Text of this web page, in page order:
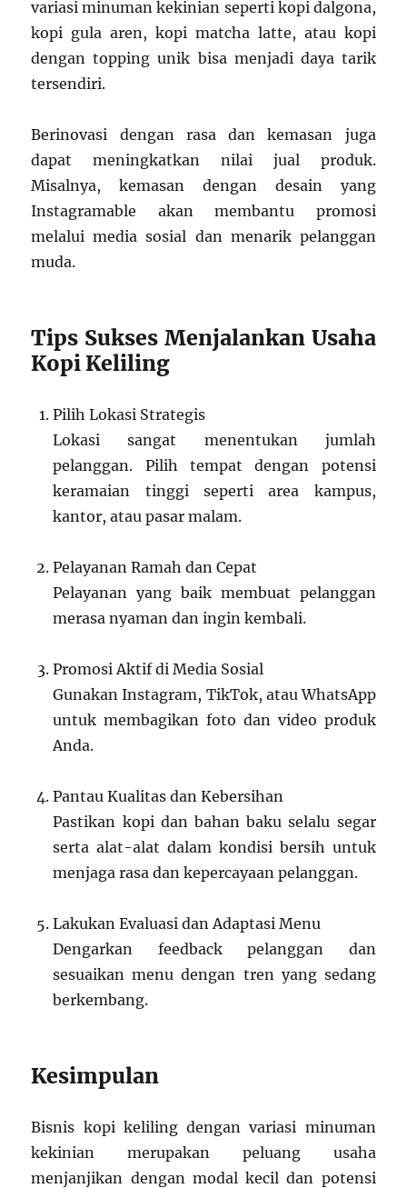
variasi minuman kekinian seperti kopi dalgona,
kopi gula aren, kopi matcha latte, atau kopi
dengan topping unik bisa menjadi daya tarik
tersendiri.
Berinovasi dengan rasa dan kemasan juga
dapat meningkatkan nilai jual produk.
Misalnya, kemasan dengan desain yang
Instagramable akan membantu promosi
melalui media sosial dan menarik pelanggan
muda.
Tips Sukses Menjalankan Usaha
Kopi Keliling
Pilih Lokasi Strategis
Lokasi sangat menentukan jumlah
pelanggan. Pilih tempat dengan potensi
keramaian tinggi seperti area kampus,
kantor, atau pasar malam.
Pelayanan Ramah dan Cepat
Pelayanan yang baik membuat pelanggan
merasa nyaman dan ingin kembali.
Promosi Aktif di Media Sosial
Gunakan Instagram, TikTok, atau WhatsApp
untuk membagikan foto dan video produk
Anda.
Pantau Kualitas dan Kebersihan
Pastikan kopi dan bahan baku selalu segar
serta alat-alat dalam kondisi bersih untuk
menjaga rasa dan kepercayaan pelanggan.
Lakukan Evaluasi dan Adaptasi Menu
Dengarkan feedback pelanggan dan
sesuaikan menu dengan tren yang sedang
berkembang.
Kesimpulan
Bisnis kopi keliling dengan variasi minuman
kekinian merupakan peluang usaha
menjanjikan dengan modal kecil dan potensi